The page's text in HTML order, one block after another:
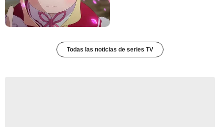
Todas las noticias de series TV